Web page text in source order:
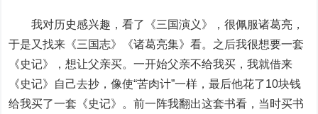
我对历史感兴趣，看了《三国演义》，很佩服诸葛亮，
于是又找来《三国志》《诸葛亮集》看。之后我很想要一套
《史记》，想让父亲买。一开始父亲不给我买，我就借来
《史记》自己去抄，像使“苦肉计”一样，最后他花了10块钱
给我买了一套《史记》。前一阵我翻出这套书看，当时买书